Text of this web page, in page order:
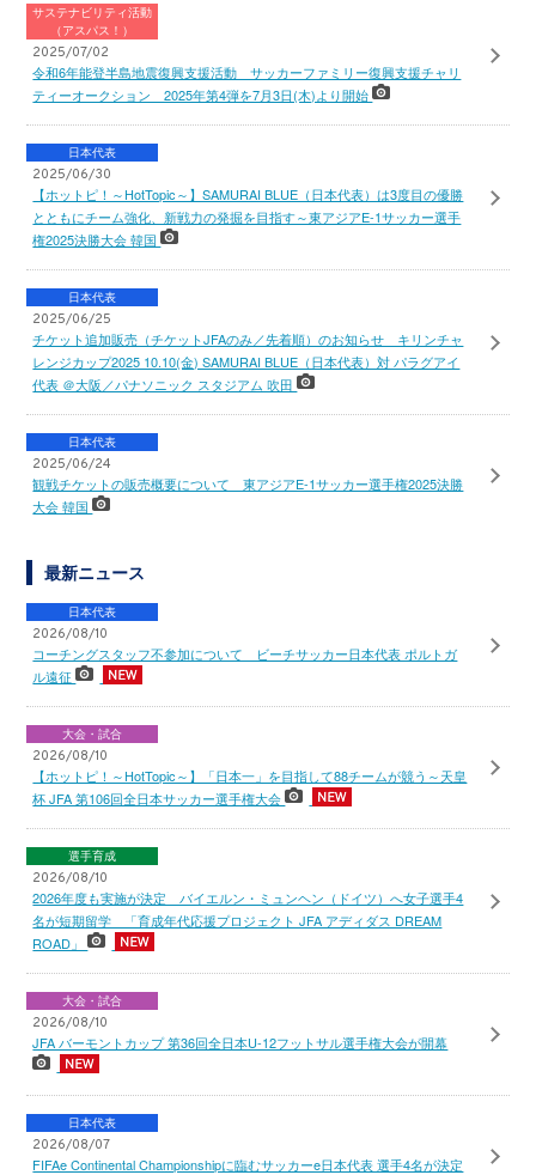
サステナビリティ活動
（アスパス！）
2025/07/02
令和6年能登半島地震復興支援活動 サッカーファミリー復興支援チャリ
ティーオークション 2025年第4弾を7月3日(木)より開始
日本代表
2025/06/30
【ホットピ！～HotTopic～】SAMURAI BLUE（日本代表）は3度目の優勝
とともにチーム強化、新戦力の発掘を目指す～東アジアE-1サッカー選手
権2025決勝大会 韓国
日本代表
2025/06/25
チケット追加販売（チケットJFAのみ／先着順）のお知らせ キリンチャ
レンジカップ2025 10.10(金) SAMURAI BLUE（日本代表）対 パラグアイ
代表 ＠大阪／パナソニック スタジアム 吹田
日本代表
2025/06/24
観戦チケットの販売概要について 東アジアE-1サッカー選手権2025決勝
大会 韓国
最新ニュース
日本代表
2026/08/10
コーチングスタッフ不参加について ビーチサッカー日本代表 ポルトガ
ル遠征
大会・試合
2026/08/10
【ホットピ！～HotTopic～】「日本一」を目指して88チームが競う～天皇
杯 JFA 第106回全日本サッカー選手権大会
選手育成
2026/08/10
2026年度も実施が決定 バイエルン・ミュンヘン（ドイツ）へ女子選手4
名が短期留学 「育成年代応援プロジェクト JFA アディダス DREAM
ROAD」
大会・試合
2026/08/10
JFA バーモントカップ 第36回全日本U-12フットサル選手権大会が開幕
日本代表
2026/08/07
FIFAe Continental Championshipに臨むサッカーe日本代表 選手4名が決定